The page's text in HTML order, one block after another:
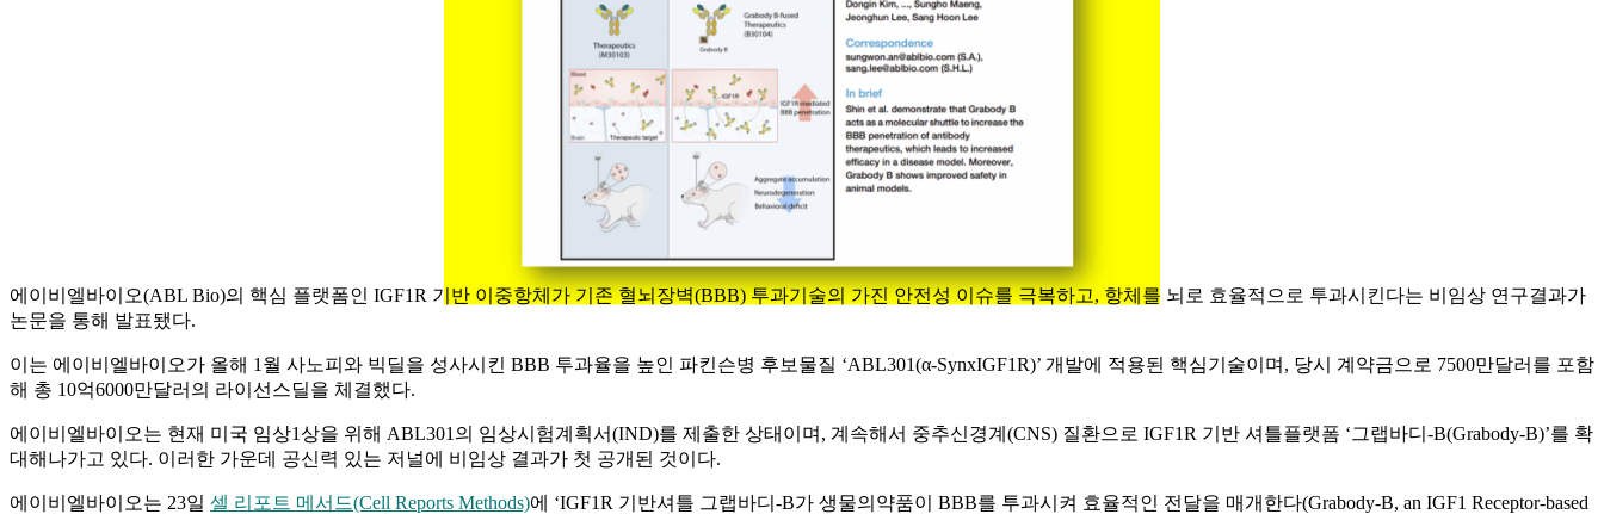
에이비엘바이오(ABL Bio)의 핵심 플랫폼인 IGF1R 기반 이중항체가 기존 혈뇌장벽(BBB) 투과기술의 가진 안전성 이슈를 극복하고, 항체를 뇌로 효율적으로 투과시킨다는 비임상 연구결과가
논문을 통해 발표됐다.
이는 에이비엘바이오가 올해 1월 사노피와 빅딜을 성사시킨 BBB 투과율을 높인 파킨슨병 후보물질 ‘ABL301(α-SynxIGF1R)’ 개발에 적용된 핵심기술이며, 당시 계약금으로 7500만달러를 포함
해 총 10억6000만달러의 라이선스딜을 체결했다.
에이비엘바이오는 현재 미국 임상1상을 위해 ABL301의 임상시험계획서(IND)를 제출한 상태이며, 계속해서 중추신경계(CNS) 질환으로 IGF1R 기반 셔틀플랫폼 ‘그랩바디-B(Grabody-B)’를 확
대해나가고 있다. 이러한 가운데 공신력 있는 저널에 비임상 결과가 첫 공개된 것이다.
에이비엘바이오는 23일 셀 리포트 메서드(Cell Reports Methods)에 ‘IGF1R 기반셔틀 그랩바디-B가 생물의약품이 BBB를 투과시켜 효율적인 전달을 매개한다(Grabody-B, an IGF1 Receptor-based